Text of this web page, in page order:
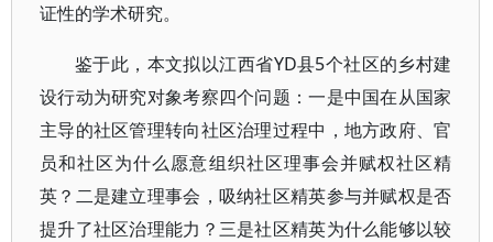
证性的学术研究。
鉴于此，本文拟以江西省YD县5个社区的乡村建
设行动为研究对象考察四个问题：一是中国在从国家
主导的社区管理转向社区治理过程中，地方政府、官
员和社区为什么愿意组织社区理事会并赋权社区精
英？二是建立理事会，吸纳社区精英参与并赋权是否
提升了社区治理能力？三是社区精英为什么能够以较